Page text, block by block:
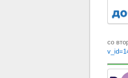
со